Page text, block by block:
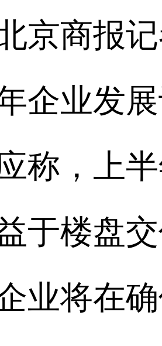
商报记
企业发
称，上
于楼盘
业将在